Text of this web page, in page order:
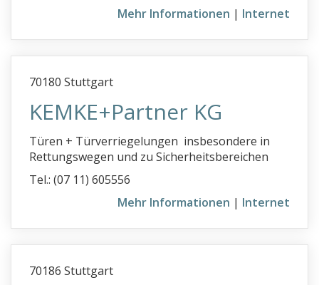
Mehr Informationen | Internet
70180 Stuttgart
KEMKE+Partner KG
Türen + Türverriegelungen insbesondere in
Rettungswegen und zu Sicherheitsbereichen
Tel.: (07 11) 605556
Mehr Informationen | Internet
70186 Stuttgart